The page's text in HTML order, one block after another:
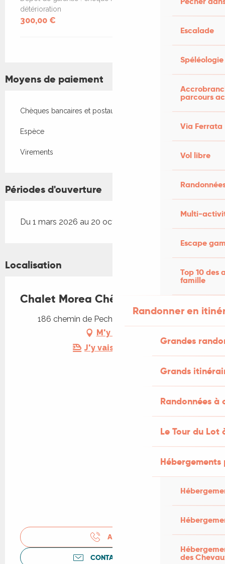
Escalade
Spéléologie
parcours
Via Ferrata
Vol libre
Multi-
Escape
Top 10 des
famille
Randonner en
Grandes
Grands
Randonnées
Le Tour du Lot
des
détérioration
300,00 €
Moyens de paiement
Chèques bancaires et postaux
Espèce
Virements
Périodes d'ouverture
Du 1 mars 2026 au 20 octobre 2026
Localisation
Chalet Morea Chêne
186 chemin de Pech Ibert, 46100 Béduer
M'y rendre
J'y vais en train !
APPELER
CONTACTEZ-NOUS